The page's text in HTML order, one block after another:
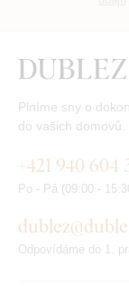
Plníme sny o
do vašich
+421 940 604
Po - Pá (09:00 -
Odpovídáme do 1.